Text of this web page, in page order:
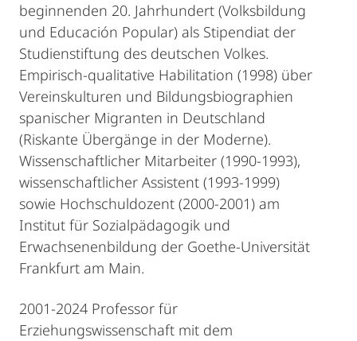
beginnenden 20. Jahrhundert (Volksbildung
und Educación Popular) als Stipendiat der
Studienstiftung des deutschen Volkes.
Empirisch-qualitative Habilitation (1998) über
Vereinskulturen und Bildungsbiographien
spanischer Migranten in Deutschland
(Riskante Übergänge in der Moderne).
Wissenschaftlicher Mitarbeiter (1990-1993),
wissenschaftlicher Assistent (1993-1999)
sowie Hochschuldozent (2000-2001) am
Institut für Sozialpädagogik und
Erwachsenenbildung der Goethe-Universität
Frankfurt am Main.
2001-2024 Professor für
Erziehungswissenschaft mit dem